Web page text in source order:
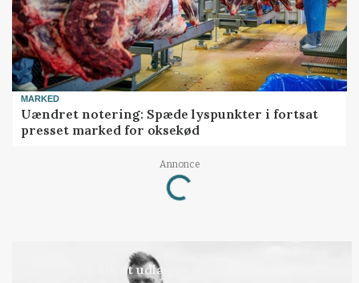
MARKED
Uændret notering: Spæde lyspunkter i fortsat
presset marked for oksekød
Annonce
Loading...
Det er en uskik at udlægge et røgslør om